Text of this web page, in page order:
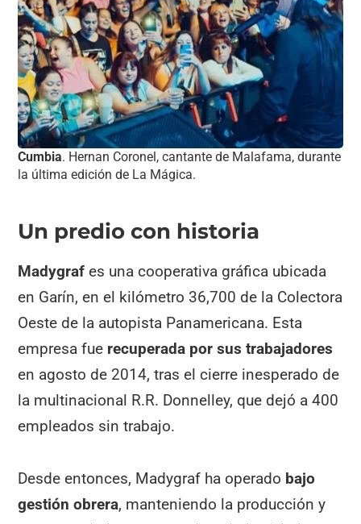
Cumbia. Hernan Coronel, cantante de Malafama, durante
la última edición de La Mágica.
Un predio con historia
Madygrafes una cooperativa gráfica ubicada
en Garín, en el kilómetro 36,700 de la Colectora
Oeste de la autopista Panamericana. Esta
empresa fue recuperada por sus trabajadores
en agosto de 2014, tras el cierre inesperado de
la multinacional R.R. Donnelley, que dejó a 400
empleados sin trabajo.
Desde entonces, Madygraf ha operado bajo
gestión obrera, manteniendo la producción y